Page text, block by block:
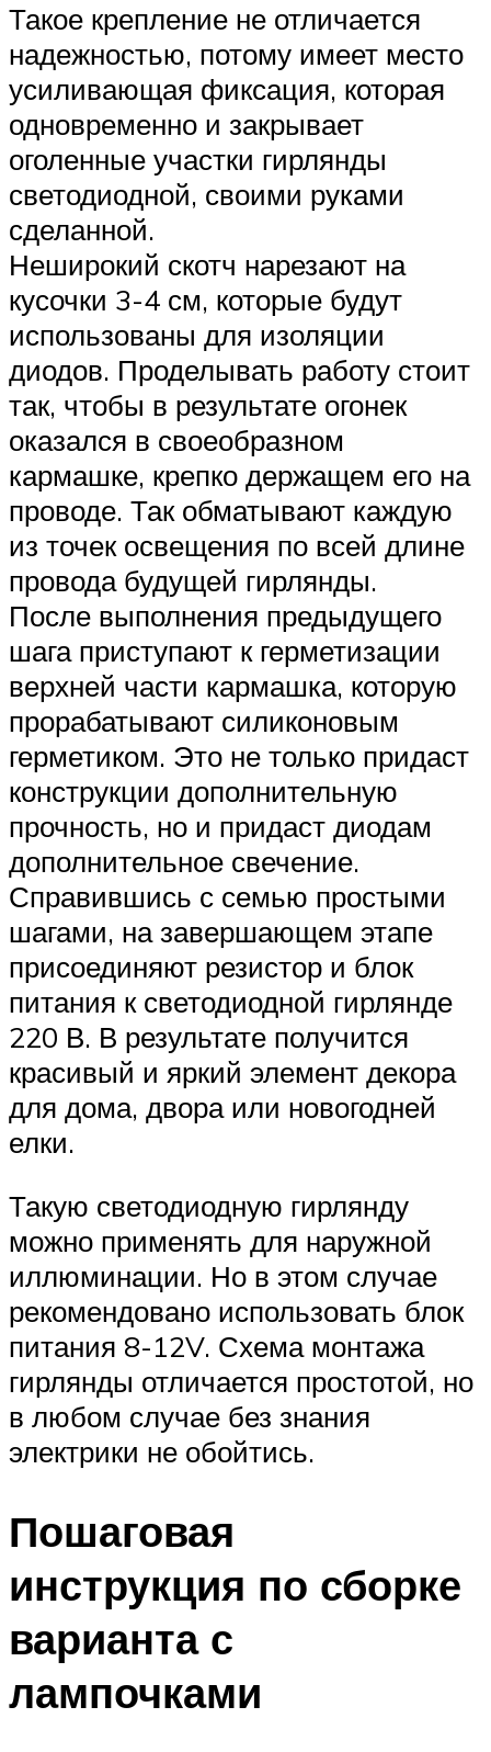
Такое крепление не отличается
надежностью, потому имеет место
усиливающая фиксация, которая
одновременно и закрывает
оголенные участки гирлянды
светодиодной, своими руками
сделанной.
Неширокий скотч нарезают на
кусочки 3-4 см, которые будут
использованы для изоляции
диодов. Проделывать работу стоит
так, чтобы в результате огонек
оказался в своеобразном
кармашке, крепко держащем его на
проводе. Так обматывают каждую
из точек освещения по всей длине
провода будущей гирлянды.
После выполнения предыдущего
шага приступают к герметизации
верхней части кармашка, которую
прорабатывают силиконовым
герметиком. Это не только придаст
конструкции дополнительную
прочность, но и придаст диодам
дополнительное свечение.
Справившись с семью простыми
шагами, на завершающем этапе
присоединяют резистор и блок
питания к светодиодной гирлянде
220 В. В результате получится
красивый и яркий элемент декора
для дома, двора или новогодней
елки.
Такую светодиодную гирлянду
можно применять для наружной
иллюминации. Но в этом случае
рекомендовано использовать блок
питания 8-12V. Схема монтажа
гирлянды отличается простотой, но
в любом случае без знания
электрики не обойтись.
Пошаговая
инструкция по сборке
варианта с
лампочками